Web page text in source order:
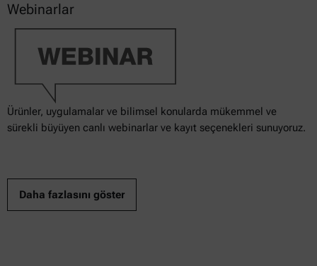
Webinarlar
Ürünler, uygulamalar ve bilimsel konularda mükemmel ve
sürekli büyüyen canlı webinarlar ve kayıt seçenekleri sunuyoruz.
Daha fazlasını göster